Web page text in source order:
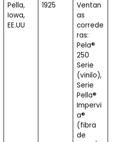
Pella,
Iowa,
EE.UU
1925
Ventan
as
correde
ras:
Pela®
250
Serie
(vinilo),
Serie
Pella®
Impervi
a®
(fibra
de